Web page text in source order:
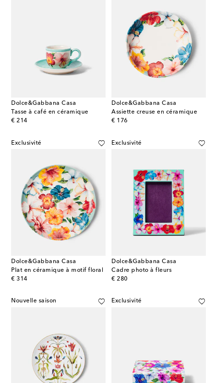
Dolce&Gabbana Casa
Tasse à café en céramique
€ 214
original price
Dolce&Gabbana Casa
Assiette creuse en céramique
€ 176
original price
Exclusivité
Dolce&Gabbana Casa
Plat en céramique à motif floral
€ 314
original price
Exclusivité
Dolce&Gabbana Casa
Cadre photo à fleurs
€ 280
original price
Nouvelle saison Exclusivité